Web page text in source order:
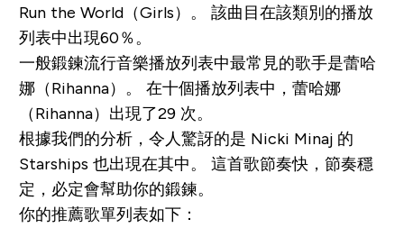
Run the World（Girls）
。 該曲目在該類別的播放
列表中出現60％。
一般鍛鍊流行音樂播放列表中最常見的歌手是蕾哈
娜（Rihanna）。 在十個播放列表中，蕾哈娜
（Rihanna）出現了29 次。
根據我們的分析，令人驚訝的是 Nicki Minaj 的
Starships 也出現在其中。 這首歌節奏快，節奏穩
定，必定會幫助你的鍛鍊。
你的推薦歌單列表如下：